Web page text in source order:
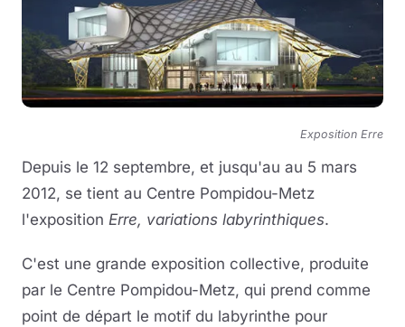
Exposition Erre
Depuis le 12 septembre, et jusqu'au au 5 mars
2012, se tient au Centre Pompidou-Metz
l'exposition Erre, variations labyrinthiques.
C'est une grande exposition collective, produite
par le Centre Pompidou-Metz, qui prend comme
point de départ le motif du labyrinthe pour